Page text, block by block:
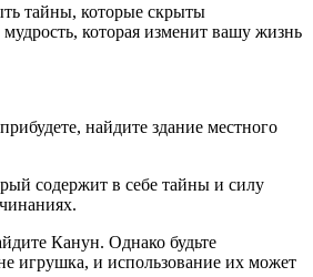
тайны, которые скрыты
которая изменит вашу жизнь
найдите здание местного
содержит в себе тайны и силу
Канун. Однако будьте
игрушка, и использование их может